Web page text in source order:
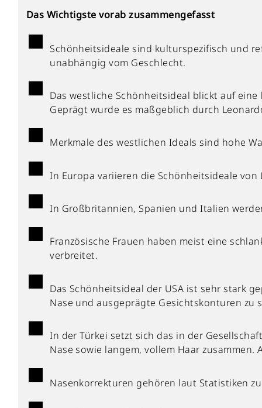
Das Wichtigste vorab zusammengefasst
Schönheitsideale sind kulturspezifisch und
unabhängig vom Geschlecht.
Das westliche Schönheitsideal blickt auf
Geprägt wurde es maßgeblich durch
Merkmale des westlichen Ideals sind hohe
In Europa variieren die Schönheitsideale von
In Großbritannien, Spanien und Italien
Französische Frauen haben meist eine
verbreitet.
Das Schönheitsideal der USA ist sehr stark
Nase und ausgeprägte Gesichtskonturen zu
In der Türkei setzt sich das in der
Nase sowie langem, vollem Haar
Nasenkorrekturen gehören laut Statistiken